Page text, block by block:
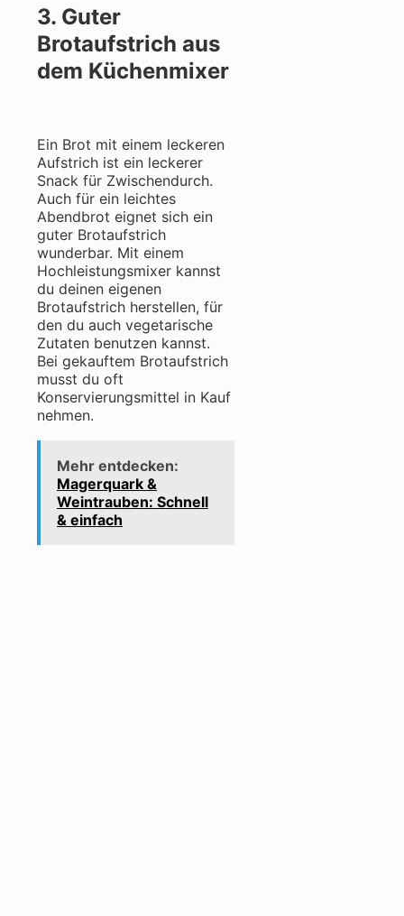
3. Guter
Brotaufstrich aus
dem Küchenmixer
Ein Brot mit einem leckeren
Aufstrich ist ein leckerer
Snack für Zwischendurch.
Auch für ein leichtes
Abendbrot eignet sich ein
guter Brotaufstrich
wunderbar. Mit einem
Hochleistungsmixer kannst
du deinen eigenen
Brotaufstrich herstellen, für
den du auch vegetarische
Zutaten benutzen kannst.
Bei gekauftem Brotaufstrich
musst du oft
Konservierungsmittel in Kauf
nehmen.
Mehr entdecken:
Magerquark &
Weintrauben: Schnell
& einfach